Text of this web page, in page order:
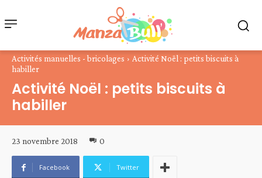
Activités manuelles - bricolages
Activité Noël : petits biscuits à
habiller
Activité Noël : petits biscuits à
habiller
23 novembre 2018 0
Facebook Twitter